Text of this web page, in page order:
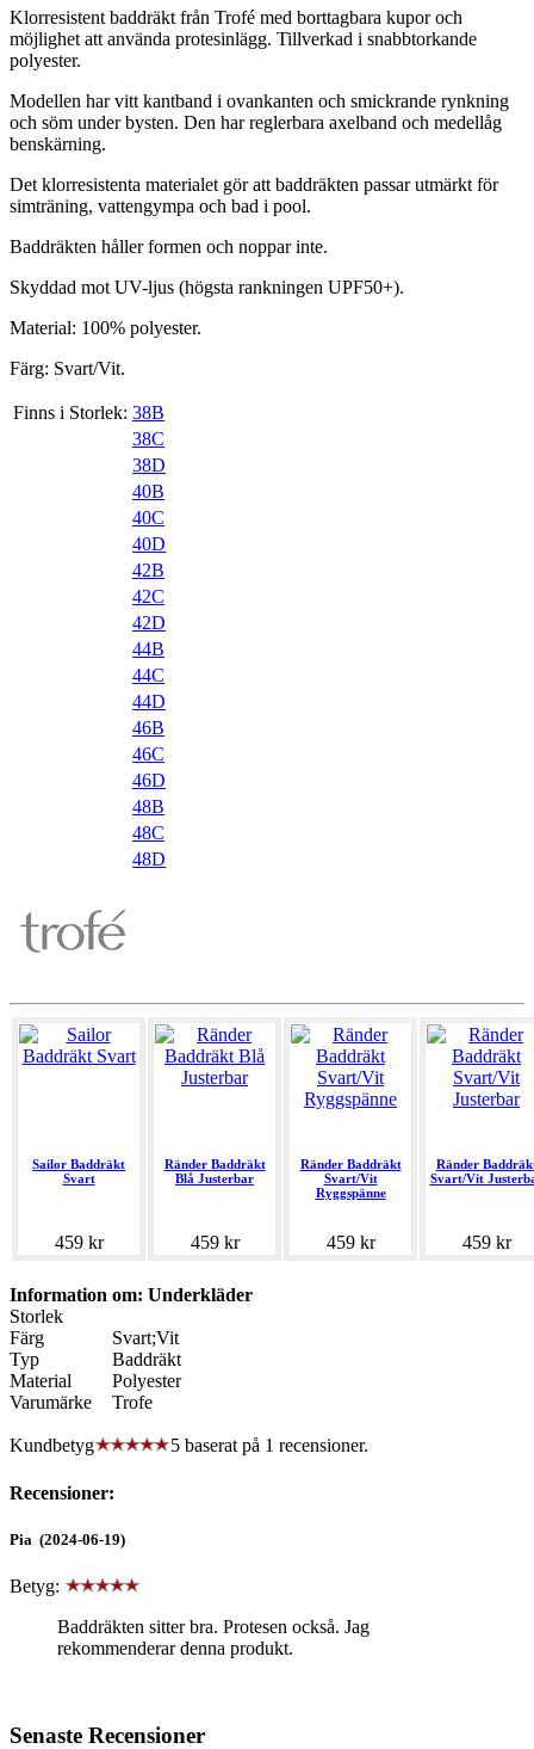
Klorresistent baddräkt från Trofé med borttagbara kupor och
möjlighet att använda protesinlägg. Tillverkad i snabbtorkande
polyester.
Modellen har vitt kantband i ovankanten och smickrande rynkning
och söm under bysten. Den har reglerbara axelband och medellåg
benskärning.
Det klorresistenta materialet gör att baddräkten passar utmärkt för
simträning, vattengympa och bad i pool.
Baddräkten håller formen och noppar inte.
Skyddad mot UV-ljus (högsta rankningen UPF50+).
Material: 100% polyester.
Färg: Svart/Vit.
Finns i Storlek: 38B
38C
38D
40B
40C
40D
42B
42C
42D
44B
44C
44D
46B
46C
46D
48B
48C
48D
Sailor Baddräkt
Svart
459 kr
Ränder Baddräkt
Blå Justerbar
459 kr
Ränder Baddräkt
Svart/Vit
Ryggspänne
459 kr
Ränder
Svart/Vit
459 kr
Information om: Underkläder
Storlek
Färg
Svart;Vit
Typ
Baddräkt
Material
Polyester
Varumärke
Trofe
Kundbetyg 5 baserat på 1 recensioner.
Recensioner:
Pia (2024-06-19)
Betyg:
Baddräkten sitter bra. Protesen också. Jag
rekommenderar denna produkt.
Senaste Recensioner